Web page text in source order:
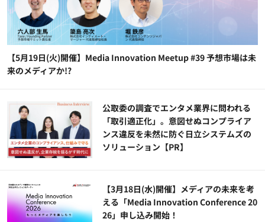
【5月19日(火)開催】Media Innovation Meetup #39 予想市場は未
来のメディアか!?
公​​取委の調査でエンタメ業界に問われる
「取引適正化」。意図せぬコンプライア
ンス違反を未然に防ぐ日立システムズの
ソリューション​【PR】
【3月18日(水)開催】メディアの未来を考
える「Media Innovation Conference 20
26」申し込み開始！